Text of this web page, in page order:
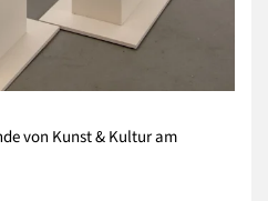
von Kunst & Kultur am